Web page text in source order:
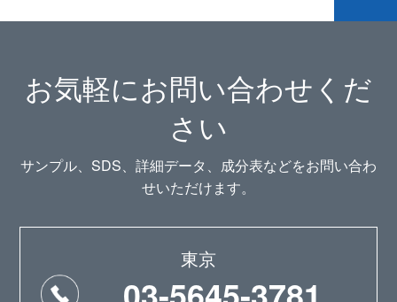
お気軽にお問い合わせくだ
さい
サンプル、SDS、詳細データ、成分表などをお問い合わ
せいただけます。
東京